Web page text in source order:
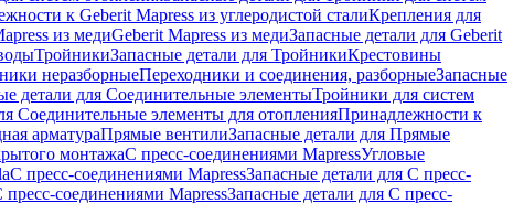
к Geberit Mapress из углеродистой сталиКрепления для
из медиGeberit Mapress из медиЗапасные детали для Geberit
ТройникиЗапасные детали для ТройникиКрестовины
неразборныеПереходники и соединения, разборныеЗапасные
детали для Соединительные элементыТройники для систем
Соединительные элементы для отопленияПринадлежности к
арматураПрямые вентилиЗапасные детали для Прямые
монтажаС пресс-соединениями MapressУгловые
С пресс-соединениями MapressЗапасные детали для С пресс-
пресс-соединениями MapressЗапасные детали для С пресс-